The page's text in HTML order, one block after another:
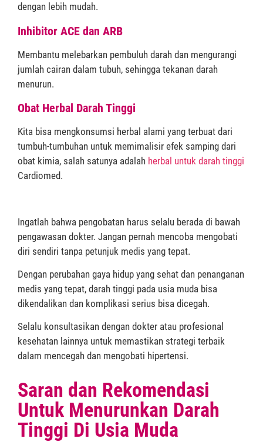
dengan lebih mudah.
Inhibitor ACE dan ARB
Membantu melebarkan pembuluh darah dan mengurangi
jumlah cairan dalam tubuh, sehingga tekanan darah
menurun.
Obat Herbal Darah Tinggi
Kita bisa mengkonsumsi herbal alami yang terbuat dari
tumbuh-tumbuhan untuk memimalisir efek samping dari
obat kimia, salah satunya adalah herbal untuk darah tinggi
Cardiomed.
Ingatlah bahwa pengobatan harus selalu berada di bawah
pengawasan dokter. Jangan pernah mencoba mengobati
diri sendiri tanpa petunjuk medis yang tepat.
Dengan perubahan gaya hidup yang sehat dan penanganan
medis yang tepat, darah tinggi pada usia muda bisa
dikendalikan dan komplikasi serius bisa dicegah.
Selalu konsultasikan dengan dokter atau profesional
kesehatan lainnya untuk memastikan strategi terbaik
dalam mencegah dan mengobati hipertensi.
Saran dan Rekomendasi
Untuk Menurunkan Darah
Tinggi Di Usia Muda